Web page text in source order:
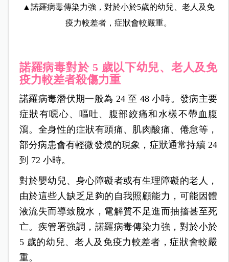
▲諾羅病毒傳染力強，對於小於5歲的幼兒、老人及免
疫力較差者，症狀會較嚴重。
諾羅病毒對於 5 歲以下幼兒、老人及免
疫力較差者殺傷力重
諾羅病毒潛伏期一般為 24 至 48 小時。發病主要
症狀有噁心、嘔吐、腹部絞痛和水樣不帶血腹
瀉。全身性的症狀有頭痛、肌肉酸痛、倦怠等，
部分病患會有輕微發燒的現象，症狀通常持續 24
到 72 小時。
對於嬰幼兒、身心障礙者或有生理障礙的老人，
由於這些人缺乏足夠的自我照顧能力，可能因體
液流失而導致脫水，電解質不足進而抽搐甚至死
亡。疾管署強調，諾羅病毒傳染力強，對於小於
5 歲的幼兒、老人及免疫力較差者，症狀會較嚴
重。